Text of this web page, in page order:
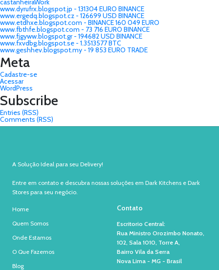
castanheiraWork
www.dyrufrx.blogspot.jp - 131304 EURO BINANCE
www.ergedq.blogspot.cz - 126699 USD BINANCE
www.etdhxe.blogspot.com - BINANCE 160 049 EURO
www.fbthfe.blogspot.com - 73 716 EURO BINANCE
www.fjgyww.blogspot.gr - 194682 USD BINANCE
www.fxvdbg.blogspot.se - 1.3513577 BTC
www.geshhev.blogspot.my - 19 853 EURO TRADE
Meta
Cadastre-se
Acessar
WordPress
Subscribe
Entries (RSS)
Comments (RSS)
A Solução Ideal para seu Delivery!
Entre em contato e descubra nossas soluções em Dark Kitchens e Dark
Stores para seu negócio.
Home
Quem Somos
Onde Estamos
O Que Fazemos
Blog
Contato
Escritorio Central:
Rua Ministro Orozimbo Nonato,
102, Sala 1010, Torre A,
Bairro Vila da Serra
Nova Lima - MG - Brasil